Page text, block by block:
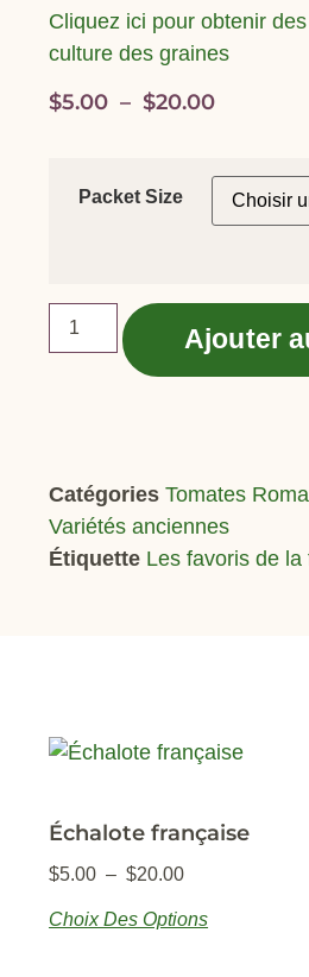
Cliquez ici pour obtenir
culture des graines
$5.00 – $20.00
Packet Size
Ajouter
Catégories Tomates
Variétés anciennes
Étiquette Les favoris de la
Échalote française
$5.00 – $20.00
Choix Des Options